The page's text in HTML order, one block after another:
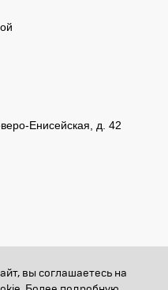
Енисейская, д. 42
вы соглашаетесь на